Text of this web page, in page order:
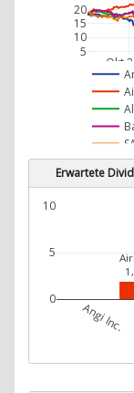
Okt
5
10
15
20
Erwartete
Angi Inc.
0
5
10